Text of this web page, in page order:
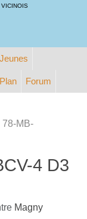
VICINOIS
Jeunes
Forum
78-MB-
4 D3
Magny